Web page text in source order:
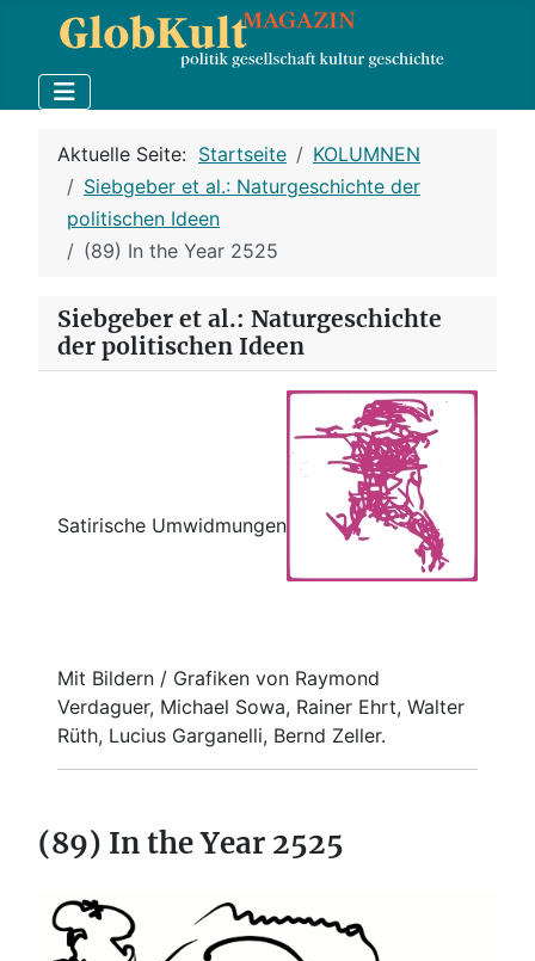
Aktuelle Seite: Startseite
KOLUMNEN
Siebgeber et al.: Naturgeschichte der
politischen Ideen
(89) In the Year 2525
Siebgeber et al.: Naturgeschichte
der politischen Ideen
Satirische Umwidmungen
Mit Bildern / Grafiken von Raymond
Verdaguer, Michael Sowa, Rainer Ehrt, Walter
Rüth, Lucius Garganelli, Bernd Zeller.
(89) In the Year 2525